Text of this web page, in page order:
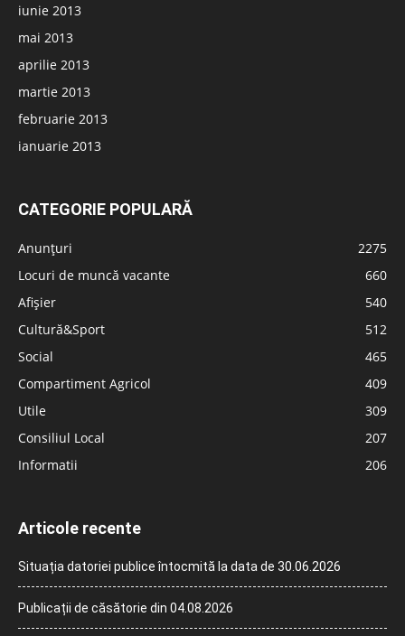
iunie 2013
mai 2013
aprilie 2013
martie 2013
februarie 2013
ianuarie 2013
CATEGORIE POPULARĂ
Anunțuri
2275
Locuri de muncă vacante
660
Afișier
540
Cultură&Sport
512
Social
465
Compartiment Agricol
409
Utile
309
Consiliul Local
207
Informatii
206
Articole recente
Situația datoriei publice întocmită la data de 30.06.2026
Publicații de căsătorie din 04.08.2026